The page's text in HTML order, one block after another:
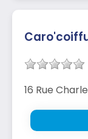
16 Rue